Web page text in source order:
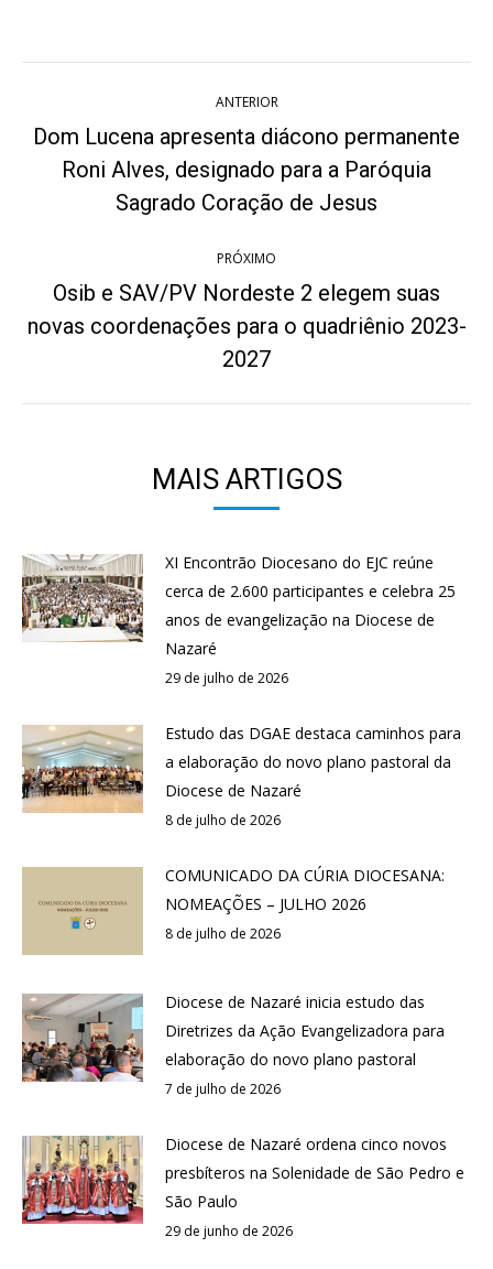
de
post:
ANTERIOR
Post
anterior:
Dom Lucena apresenta diácono permanente
Roni Alves, designado para a Paróquia
Sagrado Coração de Jesus
PRÓXIMO
Próximo
post:
Osib e SAV/PV Nordeste 2 elegem suas
novas coordenações para o quadriênio 2023-
2027
MAIS ARTIGOS
XI Encontrão Diocesano do EJC reúne
cerca de 2.600 participantes e celebra 25
anos de evangelização na Diocese de
Nazaré
29 de julho de 2026
Estudo das DGAE destaca caminhos para
a elaboração do novo plano pastoral da
Diocese de Nazaré
8 de julho de 2026
COMUNICADO DA CÚRIA DIOCESANA:
NOMEAÇÕES – JULHO 2026
8 de julho de 2026
Diocese de Nazaré inicia estudo das
Diretrizes da Ação Evangelizadora para
elaboração do novo plano pastoral
7 de julho de 2026
Diocese de Nazaré ordena cinco novos
presbíteros na Solenidade de São Pedro e
São Paulo
29 de junho de 2026